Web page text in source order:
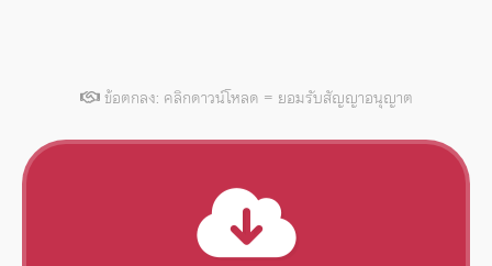
ข้อตกลง: คลิกดาวน์โหลด = ยอมรับสัญญาอนุญาต